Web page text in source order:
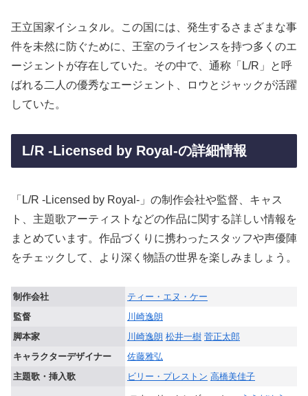
王立国家イシュタル。この国には、発生するさまざまな事
件を未然に防ぐために、王室のライセンスを持つ多くのエ
ージェントが存在していた。その中で、通称「L/R」と呼
ばれる二人の優秀なエージェント、ロウとジャックが活躍
していた。
L/R -Licensed by Royal-の詳細情報
「L/R -Licensed by Royal-」の制作会社や監督、キャス
ト、主題歌アーティストなどの作品に関する詳しい情報を
まとめています。作品づくりに携わったスタッフや声優陣
をチェックして、より深く物語の世界を楽しみましょう。
制作会社
ティー・エヌ・ケー
監督
川崎逸朗
脚本家
川崎逸朗 松井一樹 菅正太郎
キャラクターデザイナー
佐藤雅弘
主題歌・挿入歌
ビリー・プレストン 高橋美佳子